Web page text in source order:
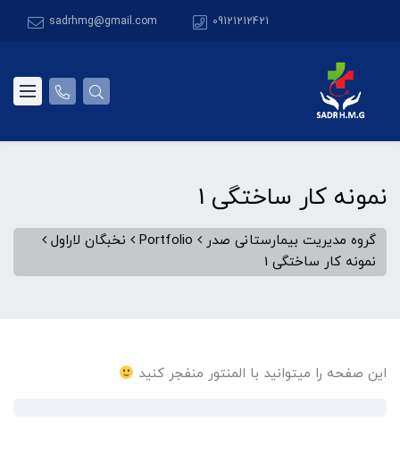
09121212421
sadrhmg@gmail.com
نمونه کار ساختگی 1
گروه مدیریت بیمارستانی صدر Portfolio
نخبگان لاراول
نمونه کار ساختگی 1
این صفحه را میتوانید با المنتور منفجر کنید